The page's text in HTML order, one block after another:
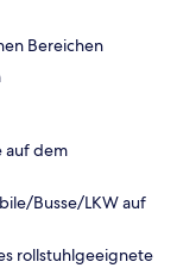
Bereichen
auf dem
Busse/LKW auf
rollstuhlgeeignete